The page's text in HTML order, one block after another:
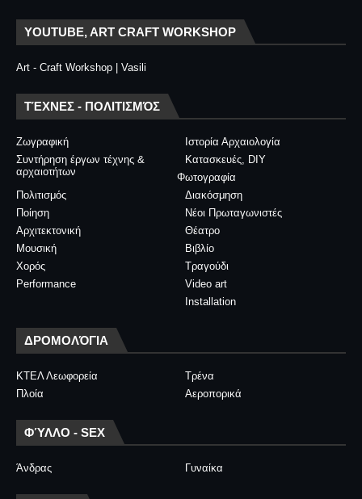
YOUTUBE, ART CRAFT WORKSHOP
Art - Craft Workshop | Vasili
ΤΈΧΝΕΣ - ΠΟΛΙΤΙΣΜΌΣ
Ζωγραφική
Ιστορία Αρχαιολογία
Συντήρηση έργων τέχνης &
αρχαιοτήτων
Κατασκευές, DIY
Φωτογραφία
Διακόσμηση
Πολιτισμός
Νέοι Πρωταγωνιστές
Ποίηση
Θέατρο
Αρχιτεκτονική
Βιβλίο
Μουσική
Τραγούδι
Χορός
Video art
Performance
Installation
ΔΡΟΜΟΛΌΓΙΑ
ΚΤΕΛ Λεωφορεία
Τρένα
Πλοία
Αεροπορικά
ΦΎΛΛΟ - SEX
Άνδρας Γυναίκα